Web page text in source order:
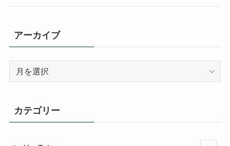
アーカイブ
ブ
カテゴリー